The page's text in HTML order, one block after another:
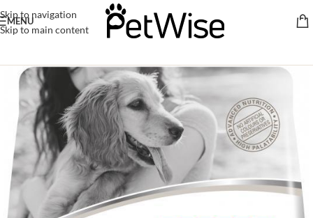
Skip to navigation
Skip to main content
MENU